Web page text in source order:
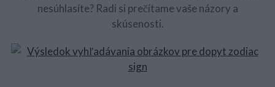
nesúhlasíte? Radi si prečítame vaše názory a
skúsenosti.